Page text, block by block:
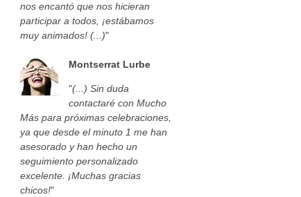
nos encantó que nos hicieran
participar a todos, ¡estábamos
muy animados! (...)"
Montserrat Lurbe
"(...) Sin duda
contactaré con Mucho
Más para próximas celebraciones,
ya que desde el minuto 1 me han
asesorado y han hecho un
seguimiento personalizado
excelente. ¡Muchas gracias
chicos!"